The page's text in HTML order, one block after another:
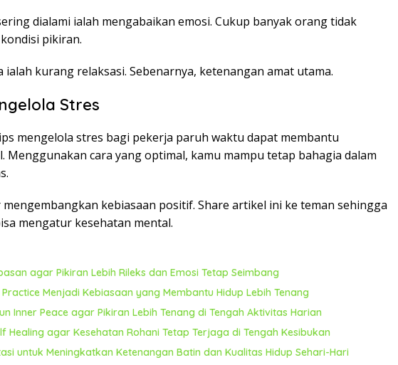
dialami ialah mengabaikan emosi. Cukup banyak orang tidak
pikiran.
ialah kurang relaksasi. Sebenarnya, ketenangan amat utama.
Stres
mengelola stres bagi pekerja paruh waktu dapat membantu
Menggunakan cara yang optimal, kamu mampu tetap bahagia dalam
mengembangkan kebiasaan positif. Share artikel ini ke teman sehingga
mengatur kesehatan mental.
agar Pikiran Lebih Rileks dan Emosi Tetap Seimbang
Menjadi Kebiasaan yang Membantu Hidup Lebih Tenang
Inner Peace agar Pikiran Lebih Tenang di Tengah Aktivitas Harian
Healing agar Kesehatan Rohani Tetap Terjaga di Tengah Kesibukan
untuk Meningkatkan Ketenangan Batin dan Kualitas Hidup Sehari-Hari